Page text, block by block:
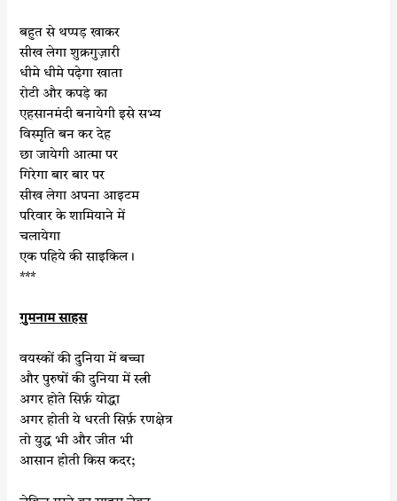
बहुत से थप्पड़ खाकर
सीख लेगा शुक्रगुज़ारी
धीमे धीमे पढ़ेगा खाता
रोटी और कपड़े का
एहसानमंदी बनायेगी इसे सभ्य
विस्मृति बन कर देह
छा जायेगी आत्मा पर
गिरेगा बार बार पर
सीख लेगा अपना आइटम
परिवार के शामियाने में
चलायेगा
एक पहिये की साइकिल।
***
गुमनाम साहस
वयस्कों की दुनिया में बच्चा
और पुरुषों की दुनिया में स्त्री
अगर होते सिर्फ़ योद्धा
अगर होती ये धरती सिर्फ़ रणक्षेत्र
तो युद्ध भी और जीत भी
आसान होती किस कदर;